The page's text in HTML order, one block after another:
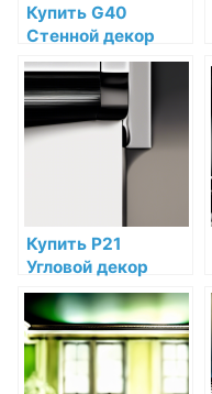
Купить G40
Стенной декор
Orac Decor
Полиуретан по
низкой цене в
интернет-
Купить P21
Угловой декор
Orac Decor
Дюрополимер по
низкой цене в
интернет-
магазине